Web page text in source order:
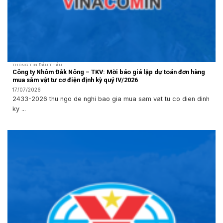
THÔNG TIN ĐẤU THẦU
Công ty Nhôm Đắk Nông – TKV: Mời báo giá lập dự toán đơn hàng
mua sắm vật tư cơ điện định kỳ quý IV/2026
17/07/2026
2433-2026 thu ngo de nghi bao gia mua sam vat tu co dien dinh
ky ...